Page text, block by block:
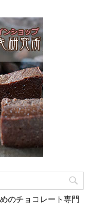
のチョコレート専門